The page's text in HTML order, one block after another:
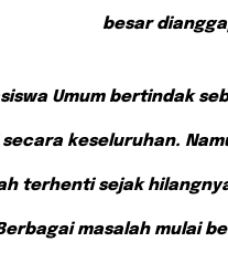
besar
Umum bertindak
keseluruhan.
terhenti sejak
masalah mulai